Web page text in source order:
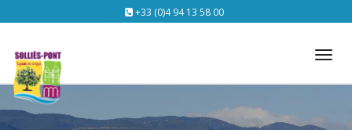
+33 (0)4 94 13 58 00